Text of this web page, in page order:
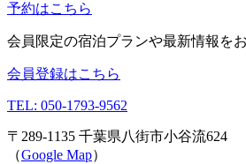
予約はこちら
会員限定の宿泊プランや最新情報を
会員登録はこちら
TEL: 050-1793-9562
〒289-1135 千葉県八街市小谷流624
（Google Map）